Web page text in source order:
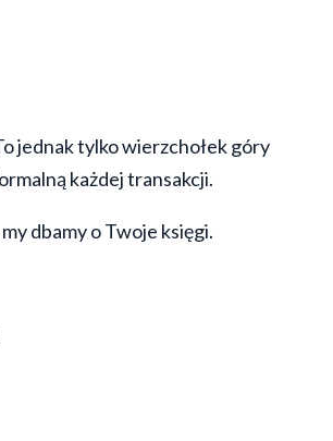
jednak tylko wierzchołek góry
każdej transakcji.
dbamy o Twoje księgi.